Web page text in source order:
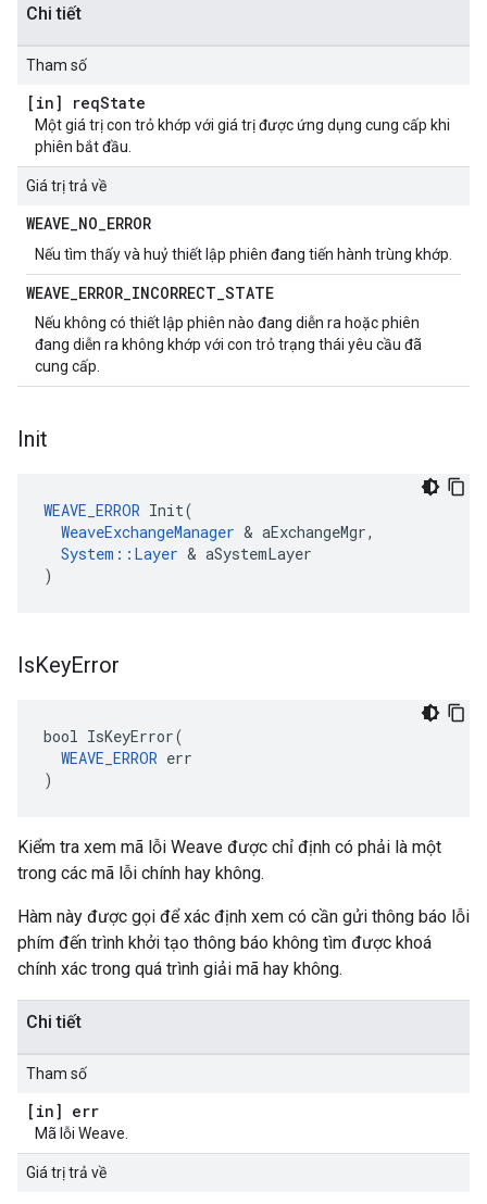
Chi tiết
Tham số
[in] reqState
Một giá trị con trỏ khớp với giá trị được ứng dụng cung cấp khi
phiên bắt đầu.
Giá trị trả về
WEAVE_NO_ERROR
Nếu tìm thấy và huỷ thiết lập phiên đang tiến hành trùng khớp.
WEAVE_ERROR_INCORRECT_STATE
Nếu không có thiết lập phiên nào đang diễn ra hoặc phiên
đang diễn ra không khớp với con trỏ trạng thái yêu cầu đã
cung cấp.
Init
WEAVE_ERROR Init(
WeaveExchangeManager & aExchangeMgr,
System::Layer & aSystemLayer
)
IsKeyError
bool IsKeyError(
WEAVE_ERROR err
)
Kiểm tra xem mã lỗi Weave được chỉ định có phải là một
trong các mã lỗi chính hay không.
Hàm này được gọi để xác định xem có cần gửi thông báo lỗi
phím đến trình khởi tạo thông báo không tìm được khoá
chính xác trong quá trình giải mã hay không.
Chi tiết
Tham số
[in] err
Mã lỗi Weave.
Giá trị trả về